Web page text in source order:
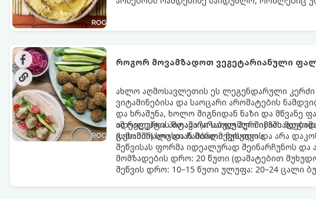
როგორ მოვამზადოთ ვეგეტარიანული
ახლო აღმოსავლეთის ეს ლეგენდარული
ვიტამინებისა და საოცარი არომატების
და ხრაშუნა, ხოლო შიგნიდან ნაზი და მწვანე
იდეალურია პიტაში (არაბულ პურში)
(სესამის) სოუსთან მირთმევისთვის.
ამ რეცეპტის მთავარი საიდუმლო იმაში
გამომშრალი და ჩამბალი მუხუდო და არა
შეწვისას ფორმა იდეალურად შეინარჩუნოს და
მომზადების დრო: 20 წუთი (დამატებით
შეწვის დრო: 10–15 წუთი ულუფა: 20–24 ცალი